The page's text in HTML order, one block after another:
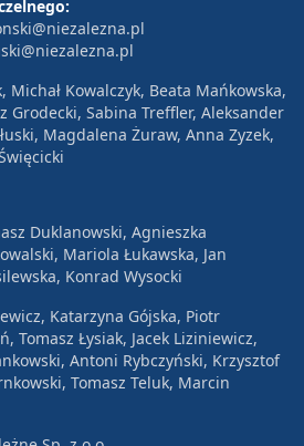
Michał Kowalczyk, Beata Mańkowska,
Grodecki, Sabina Treffler, Aleksander
Magdalena Żuraw, Anna Zyzek,
Duklanowski, Agnieszka
Mariola Łukawska, Jan
Konrad Wysocki
Katarzyna Gójska, Piotr
Tomasz Łysiak, Jacek Liziniewicz,
Antoni Rybczyński, Krzysztof
Tomasz Teluk, Marcin